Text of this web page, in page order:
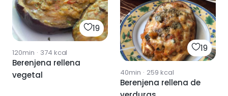
19
120min · 374 kcal
Berenjena rellena
vegetal
19
40min · 259 kcal
Berenjena rellena de